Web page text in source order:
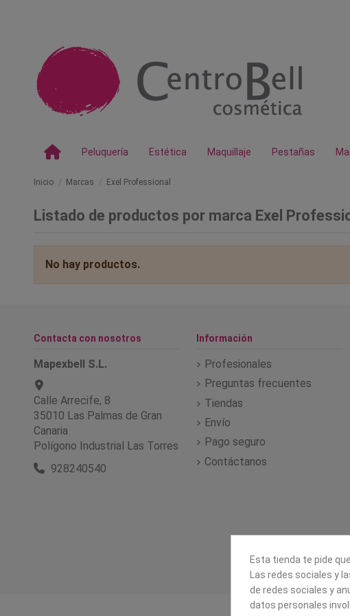
Peluquería Estética Maquillaje Pestañas
Inicio Marcas Exel Professional
Listado de productos por marca Exel
No hay productos.
Contacta con nosotros
Mapexbell S.L.
Calle Arrecife, 8
35010 Las Palmas de Gran
Canaria
Polígono Industrial Las Torres
928240540
Información
Profesionales
Preguntas frecuentes
Tiendas
Envío
Pago seguro
Contáctanos
Esta tienda te pide
Las redes sociales y
de redes sociales y
datos personales